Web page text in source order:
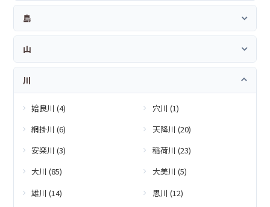
島
山
川
姶良川 (4)
穴川 (1)
網掛川 (6)
天降川 (20)
安楽川 (3)
稲荷川 (23)
大川 (85)
大美川 (5)
雄川 (14)
思川 (12)